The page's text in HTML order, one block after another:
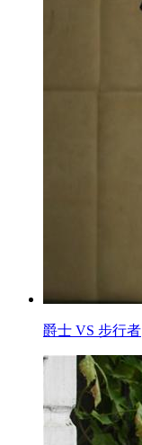
爵士 VS 步行者